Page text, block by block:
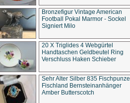
Bronzefigur Vintage American
Football Pokal Marmor - Sockel
Signiert Milo
20 X Triglides 4 Webgürtel
Handtaschen Geldbeutel Ring
Verschluss Haken Schieber
Sehr Alter Silber 835 Fischpunze
Fischland Bernsteinanhänger
Amber Butterscotch